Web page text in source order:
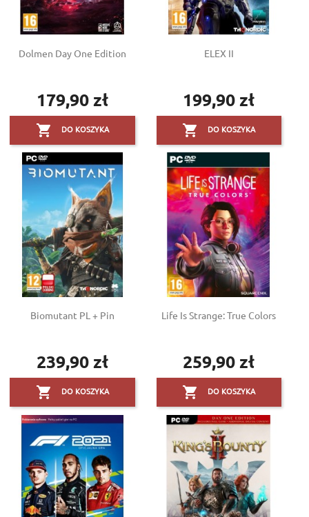
Dolmen Day One Edition
Cena
179,90 zł
 DO KOSZYKA
ELEX II
Cena
199,90 zł
 DO KOSZYKA
Biomutant PL + Pin
Cena
239,90 zł
 DO KOSZYKA
Life Is Strange: True Colors
Cena
259,90 zł
 DO KOSZYKA